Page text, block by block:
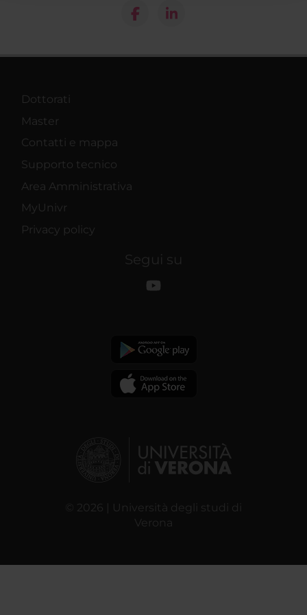
raccolto dal tuo utilizzo dei loro servizi.
Dottorati
Master
Contatti e mappa
Supporto tecnico
Area Amministrativa
MyUnivr
Privacy policy
Segui su
© 2026 | Università degli studi di
Verona